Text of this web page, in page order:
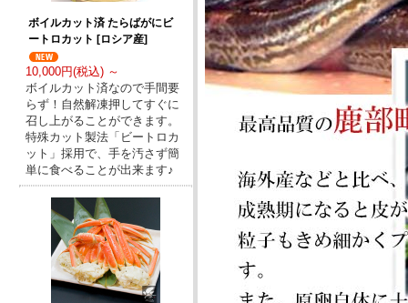
ボイルカット済 たらばがにビ
ートロカット [ロシア産]
10,000円(税込) ～
ボイルカット済なので手間要
らず！自然解凍押してすぐに
召し上がることができます。
特殊カット製法「ビートロカ
ット」採用で、手を汚さず簡
単に食べることが出来ます♪